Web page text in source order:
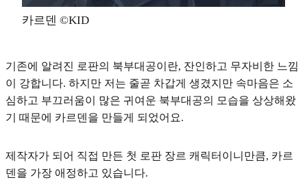
카르덴 ©KID
기존에 알려진 로판의 북부대공이란, 잔인하고 무자비한 느낌
이 강합니다. 하지만 저는 줄곧 차갑게 생겼지만 속마음은 소
심하고 부끄러움이 많은 귀여운 북부대공의 모습을 상상해왔
기 때문에 카르덴을 만들게 되었어요.
제작자가 되어 직접 만든 첫 로판 장르 캐릭터이니만큼, 카르
덴을 가장 애정하고 있습니다.